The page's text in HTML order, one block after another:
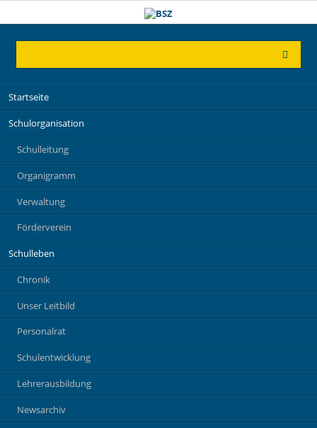
Navigation
überspringen
Startseite
Schulorganisation
Schulleitung
Organigramm
Verwaltung
Förderverein
Schulleben
Chronik
Unser Leitbild
Personalrat
Schulentwicklung
Lehrerausbildung
Newsarchiv